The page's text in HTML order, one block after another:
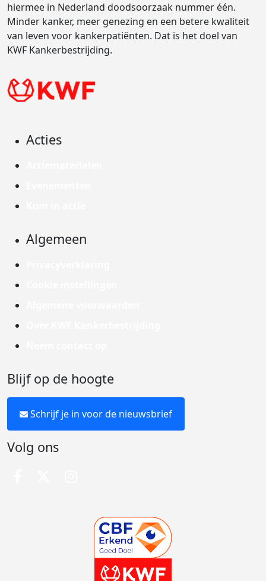
hiermee in Nederland doodsoorzaak nummer één.
Minder kanker, meer genezing en een betere kwaliteit
van leven voor kankerpatiënten. Dat is het doel van
KWF Kankerbestrijding.
Acties
Algemeen
Blijf op de hoogte
Schrijf je in voor de nieuwsbrief
Volg ons